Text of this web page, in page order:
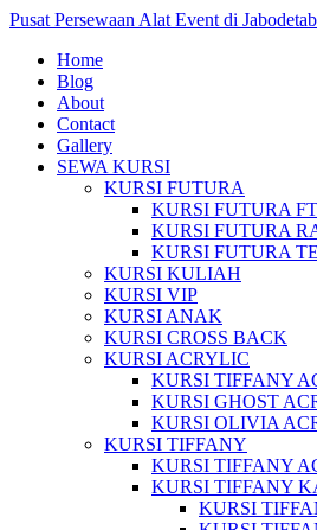
Pusat Persewaan Alat Event di
Home
Blog
About
Contact
Gallery
SEWA KURSI
KURSI FUTURA
KURSI FUTURA
KURSI FUTURA
KURSI FUTURA
KURSI KULIAH
KURSI VIP
KURSI ANAK
KURSI CROSS BACK
KURSI ACRYLIC
KURSI TIFFANY
KURSI GHOST
KURSI OLIVIA
KURSI TIFFANY
KURSI TIFFANY
KURSI TIFFANY
KURSI